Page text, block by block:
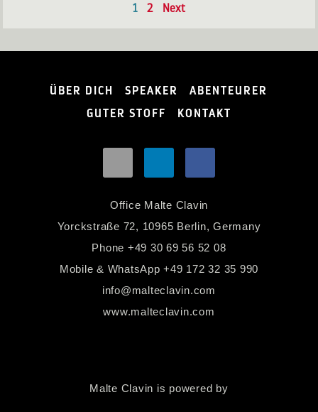
1 2 Next
ÜBER DICH SPEAKER
ABENTEURER
GUTER STOFF
KONTAKT
Office Malte Clavin
Yorckstraße 72, 10965 Berlin, Germany
Phone +49 30 69 56 52 08
Mobile & WhatsApp+49 172 32 35 990
info@malteclavin.com
www.malteclavin.com
Malte Clavin is powered by